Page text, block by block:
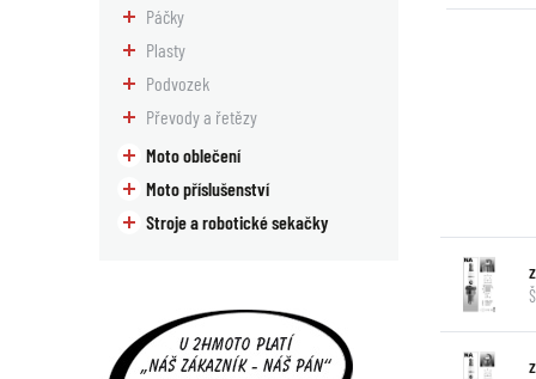
Páčky
Plasty
Podvozek
Převody a řetězy
Moto oblečení
Moto příslušenství
Stroje a robotické sekačky